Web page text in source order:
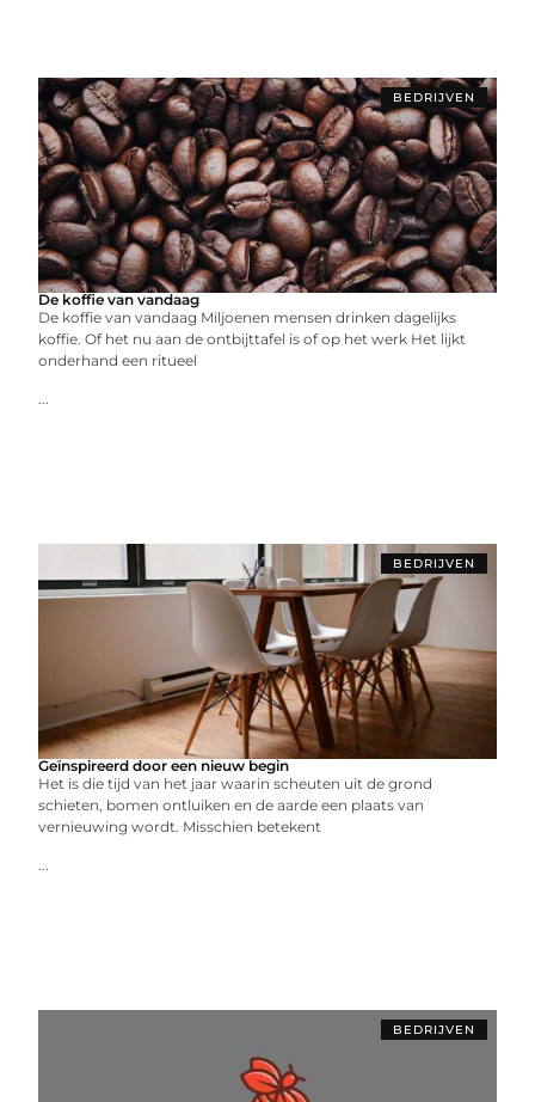
BEDRIJVEN
De koffie van vandaag
De koffie van vandaag Miljoenen mensen drinken dagelijks
koffie. Of het nu aan de ontbijttafel is of op het werk Het lijkt
onderhand een ritueel
...
BEDRIJVEN
Geïnspireerd door een nieuw begin
Het is die tijd van het jaar waarin scheuten uit de grond
schieten, bomen ontluiken en de aarde een plaats van
vernieuwing wordt. Misschien betekent
...
BEDRIJVEN